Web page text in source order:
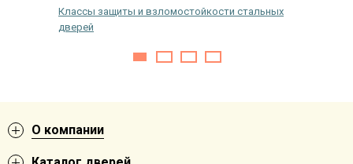
Классы защиты и взломостойкости стальных
дверей
О компании